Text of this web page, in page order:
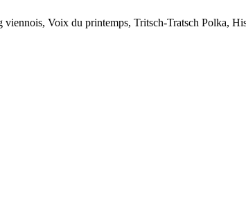
Voix du printemps, Tritsch-Tratsch Polka,